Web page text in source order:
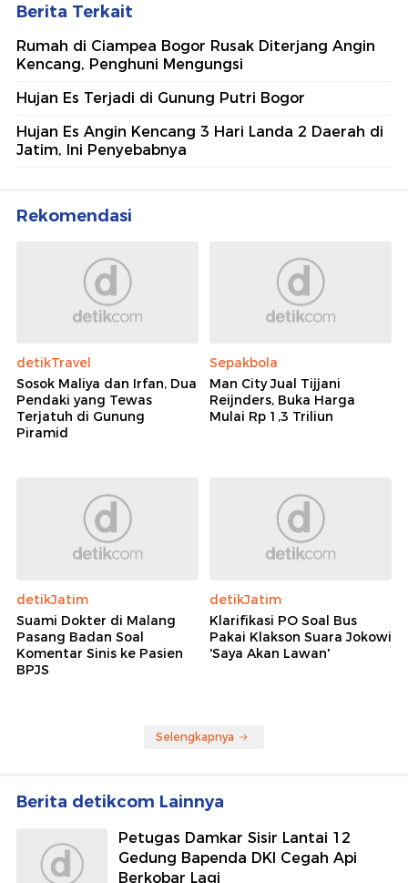
Berita Terkait
Rumah di Ciampea Bogor Rusak Diterjang Angin
Kencang, Penghuni Mengungsi
Hujan Es Terjadi di Gunung Putri Bogor
Hujan Es Angin Kencang 3 Hari Landa 2 Daerah di
Jatim, Ini Penyebabnya
Rekomendasi
detikTravel
Sosok Maliya dan Irfan, Dua
Pendaki yang Tewas
Terjatuh di Gunung
Piramid
Sepakbola
Man City Jual Tijjani
Reijnders, Buka Harga
Mulai Rp 1,3 Triliun
detikJatim
Suami Dokter di Malang
Pasang Badan Soal
Komentar Sinis ke Pasien
BPJS
detikJatim
Klarifikasi PO Soal Bus
Pakai Klakson Suara Jokowi
'Saya Akan Lawan'
Selengkapnya
Berita detikcom Lainnya
Petugas Damkar Sisir Lantai 12
Gedung Bapenda DKI Cegah Api
Berkobar Lagi